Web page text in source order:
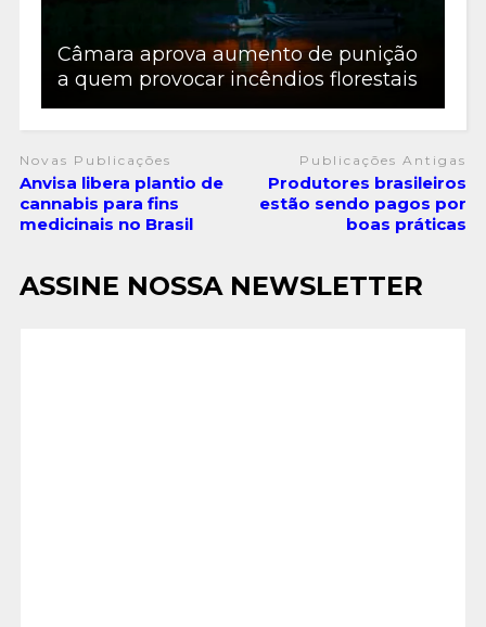
Câmara aprova aumento de punição
a quem provocar incêndios florestais
Novas Publicações
Anvisa libera plantio de
cannabis para fins
medicinais no Brasil
Publicações Antigas
Produtores brasileiros
estão sendo pagos por
boas práticas
ASSINE NOSSA NEWSLETTER